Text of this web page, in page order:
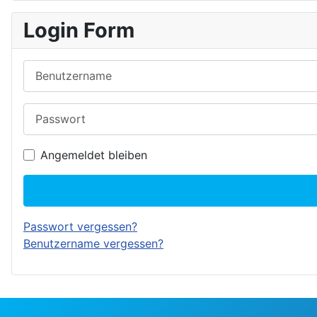
Login Form
Angemeldet bleiben
Passwort vergessen?
Benutzername vergessen?